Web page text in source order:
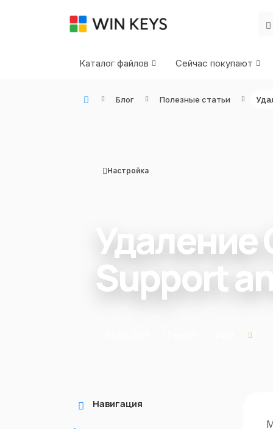
Каталог файлов Сейчас покупают
Блог Полезные статьи
Настройка
Удаление
Support
Навигация